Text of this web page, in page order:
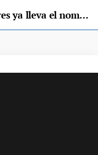
El polideportivo de Colombres ya lleva el nombre de Érika González Lombídez